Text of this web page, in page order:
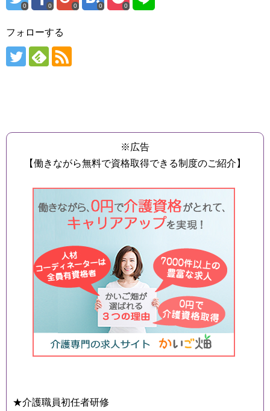
0 0 0 0 0
フォローする
※広告
【働きながら無料で資格取得できる制度のご紹介】
★介護職員初任者研修